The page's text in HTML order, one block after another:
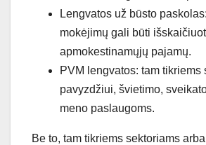
Lengvatos už būsto
mokėjimų gali būti
apmokestinamųjų pajamų.
PVM lengvatos: tam tikriems
pavyzdžiui, švietimo,
meno paslaugoms.
Be to, tam tikriems sektoriams